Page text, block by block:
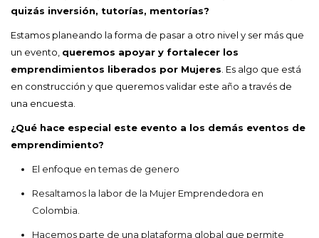
quizás inversión, tutorías, mentorías?
Estamos planeando la forma de pasar a otro nivel y ser más que
un evento, queremos apoyar y fortalecer los
emprendimientos liberados por Mujeres. Es algo que está
en construcción y que queremos validar este año a través de
una encuesta.
¿Qué hace especial este evento a los demás eventos de
emprendimiento?
El enfoque en temas de genero
Resaltamos la labor de la Mujer Emprendedora en
Colombia.
Hacemos parte de una plataforma global que permite